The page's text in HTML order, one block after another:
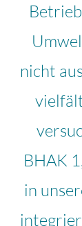
nicht
BHAK
in